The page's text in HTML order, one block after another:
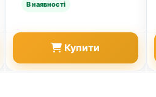
Купити